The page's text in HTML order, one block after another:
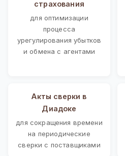
страхования
для оптимизации
процесса
урегулирования убытков
и обмена с агентами
Акты сверки в
Диадоке
для сокращения времени
на периодические
сверки с поставщиками